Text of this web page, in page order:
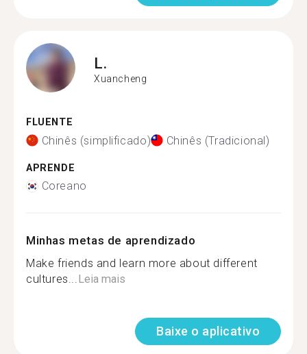
L.
Xuancheng
FLUENTE
Chinês (simplificado) Chinês (Tradicional)
APRENDE
Coreano
Minhas metas de aprendizado
Make friends and learn more about different
cultures...Leia mais
Baixe o aplicativo